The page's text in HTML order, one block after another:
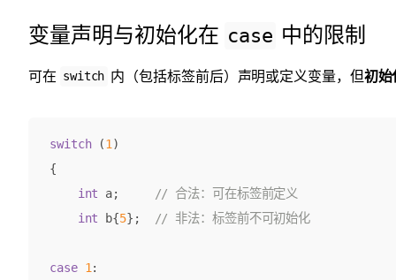
变量声明与初始化在 case 中的限制
可在 switch 内（包括标签前后）声明或定义变量，但初始
switch (1 )
{
int
a;
int
b{5};
case 1 :